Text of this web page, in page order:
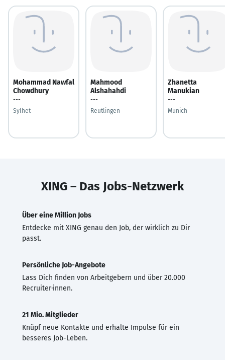
Mohammad Nawfal
Chowdhury
---
Sylhet
Mahmood
Alshahahdi
---
Reutlingen
Zhanetta
Manukian
---
Munich
XING – Das Jobs-Netzwerk
Über eine Million Jobs
Entdecke mit XING genau den Job, der wirklich zu Dir
passt.
Persönliche Job-Angebote
Lass Dich finden von Arbeitgebern und über 20.000
Recruiter·innen.
21 Mio. Mitglieder
Knüpf neue Kontakte und erhalte Impulse für ein
besseres Job-Leben.